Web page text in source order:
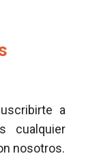
a
cualquier
nosotros.